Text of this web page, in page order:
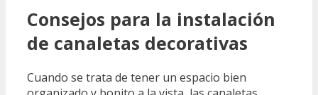
Consejos para la instalación
de canaletas decorativas
Cuando se trata de tener un espacio bien